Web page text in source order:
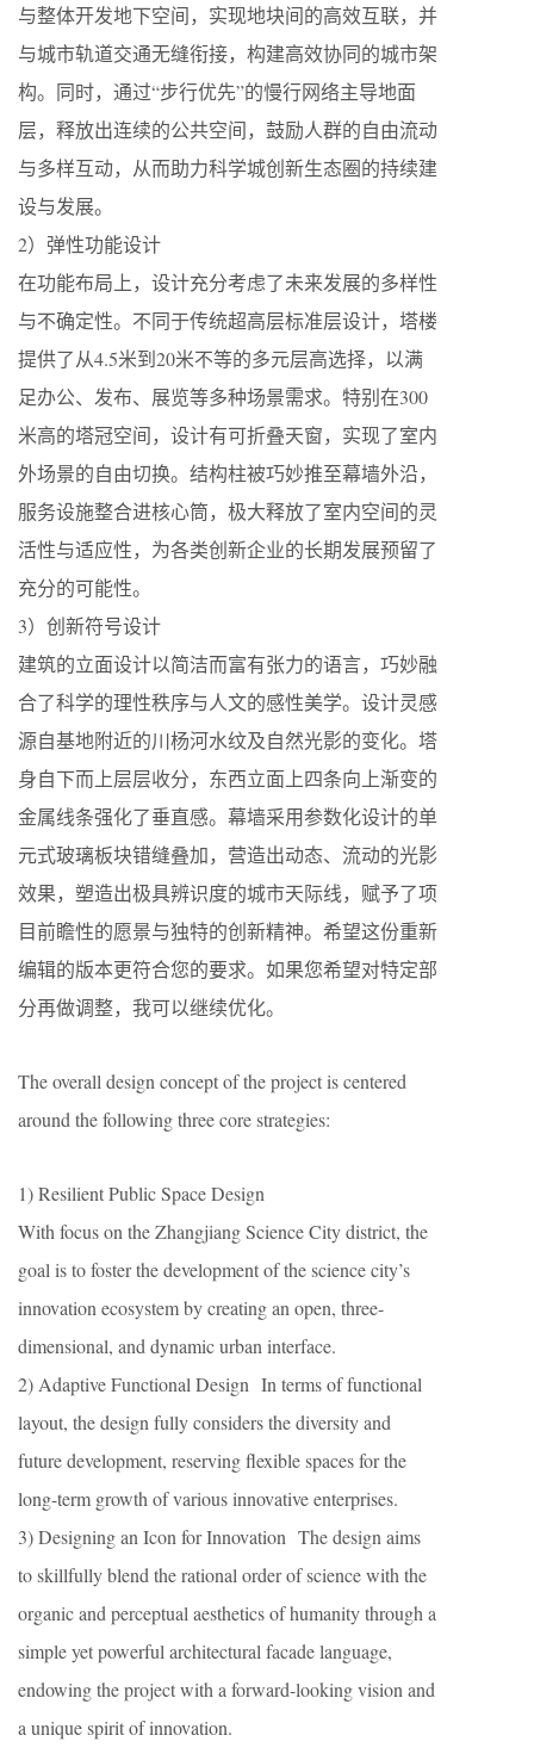
与整体开发地下空间，实现地块间的高效互联，并
与城市轨道交通无缝衔接，构建高效协同的城市架
构。同时，通过“步行优先”的慢行网络主导地面
层，释放出连续的公共空间，鼓励人群的自由流动
与多样互动，从而助力科学城创新生态圈的持续建
设与发展。
2）弹性功能设计
在功能布局上，设计充分考虑了未来发展的多样性
与不确定性。不同于传统超高层标准层设计，塔楼
提供了从4.5米到20米不等的多元层高选择，以满
足办公、发布、展览等多种场景需求。特别在300
米高的塔冠空间，设计有可折叠天窗，实现了室内
外场景的自由切换。结构柱被巧妙推至幕墙外沿，
服务设施整合进核心筒，极大释放了室内空间的灵
活性与适应性，为各类创新企业的长期发展预留了
充分的可能性。
3）创新符号设计
建筑的立面设计以简洁而富有张力的语言，巧妙融
合了科学的理性秩序与人文的感性美学。设计灵感
源自基地附近的川杨河水纹及自然光影的变化。塔
身自下而上层层收分，东西立面上四条向上渐变的
金属线条强化了垂直感。幕墙采用参数化设计的单
元式玻璃板块错缝叠加，营造出动态、流动的光影
效果，塑造出极具辨识度的城市天际线，赋予了项
目前瞻性的愿景与独特的创新精神。希望这份重新
编辑的版本更符合您的要求。如果您希望对特定部
分再做调整，我可以继续优化。
The overall design concept of the project is centered
around the following three core strategies:
1) Resilient Public Space Design
With focus on the Zhangjiang Science City district, the
goal is to foster the development of the science city’s
innovation ecosystem by creating an open, three-
dimensional, and dynamic urban interface.
2) Adaptive Functional Design In terms of functional
layout, the design fully considers the diversity and
future development, reserving flexible spaces for the
long-term growth of various innovative enterprises.
3) Designing an Icon for Innovation The design aims
to skillfully blend the rational order of science with the
organic and perceptual aesthetics of humanity through a
simple yet powerful architectural facade language,
endowing the project with a forward-looking vision and
a unique spirit of innovation.